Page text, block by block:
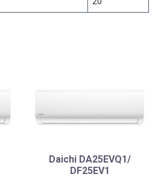
Daichi DA25EVQ1/
DF25EV1